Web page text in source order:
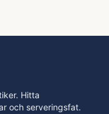
Hitta
och serveringsfat.